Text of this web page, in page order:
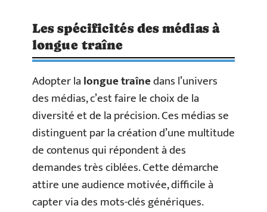
Les spécificités des médias à
longue traîne
Adopter lalongue traînedans l’univers
des médias, c’est faire le choix de la
diversité et de la précision. Ces médias se
distinguent par la création d’une multitude
de contenus qui répondent à des
demandes très ciblées. Cette démarche
attire une audience motivée, difficile à
capter via des mots-clés génériques.